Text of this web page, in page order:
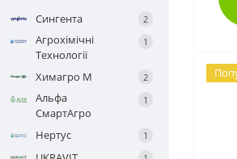
Укравит (UKRAVIT) (24)
ТерраТарса (TerraTarsa) (8)
Разбрасыватели удобрений (4)
Манипуляторы (1)
Глубокорыхлители (Чизель) (5)
Сеялки зерновые
(вариаторные) (19)
Сингента 2
Агрохімічні
Технології
1
Химагро М 2
Альфа
СмартАгро
1
Нертус 1